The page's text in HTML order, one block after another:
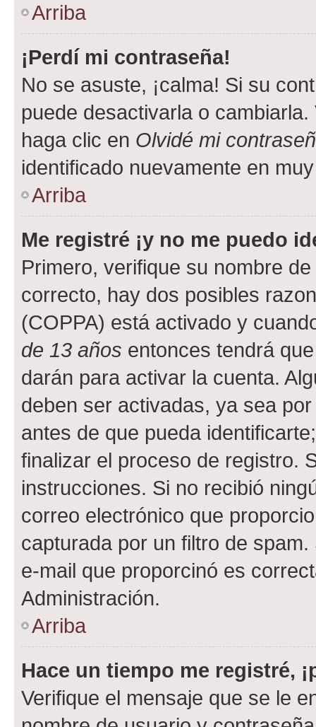
Arriba
¡Perdí mi contraseña!
No se asuste, ¡calma! Si su
puede desactivarla o
haga clic en Olvidé mi
identificado nuevamente en
Arriba
Me registré ¡y no me puedo
Primero, verifique su nombre
correcto, hay dos posibles
(COPPA) está activado y
de 13 años entonces tendrá
darán para activar la cuenta.
deben ser activadas, ya sea
antes de que pueda
finalizar el proceso de registro.
instrucciones. Si no recibió
correo electrónico que
capturada por un filtro de
e-mail que proporcinó es
Administración.
Arriba
Hace un tiempo me registré,
Verifique el mensaje que se le